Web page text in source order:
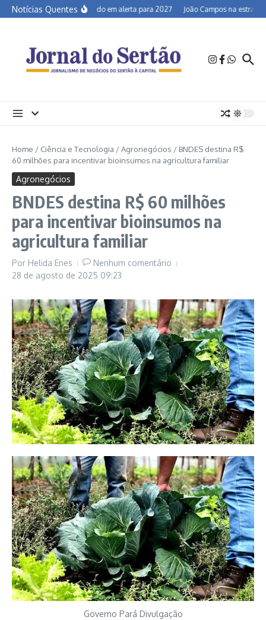
Ir para o conteúdo
Notícias QuentesSemiárido em alerta para 2027 João Campos na estrada
Home / Ciência e Tecnologia /Agronegócios / BNDES destina R$
60 milhões para incentivar bioinsumos na agricultura familiar
Agronegócios
BNDES destina R$ 60 milhões
para incentivar bioinsumos na
agricultura familiar
Por Helida Enes
Nenhum comentário
28 de agosto de 2025 09:23
Governo Pará Divulgação